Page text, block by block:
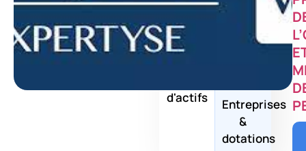
Office
d'actifs
Compagnie
d'assurance
Entreprises
&
dotations